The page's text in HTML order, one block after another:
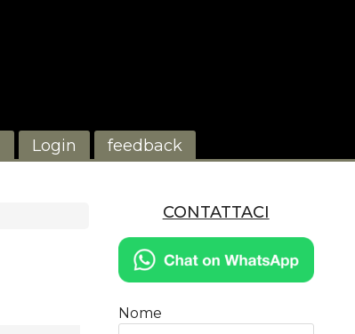
Login feedback
CONTATTACI
Nome